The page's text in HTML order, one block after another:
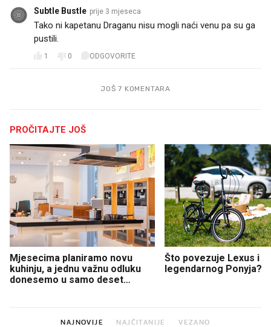
Subtle Bustle prije 3 mjeseca
Tako ni kapetanu Draganu nisu mogli naći venu pa su ga
pustili.
1 0 ODGOVORITE
JOŠ 7 KOMENTARA
PROČITAJTE JOŠ
Mjesecima planiramo novu
kuhinju, a jednu važnu odluku
donesemo u samo deset
Što povezuje Lexus i
legendarnog Ponyja?
NAJNOVIJE NAJČITANIJE VEZANO